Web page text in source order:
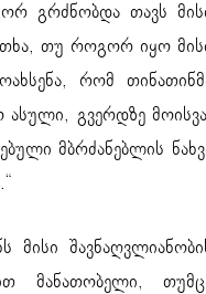
გრძნობდა თავს
თუ როგორ იყო
რომ
ასული, გვერდზე
მბრძანებლის
მისი
მანათობელი,